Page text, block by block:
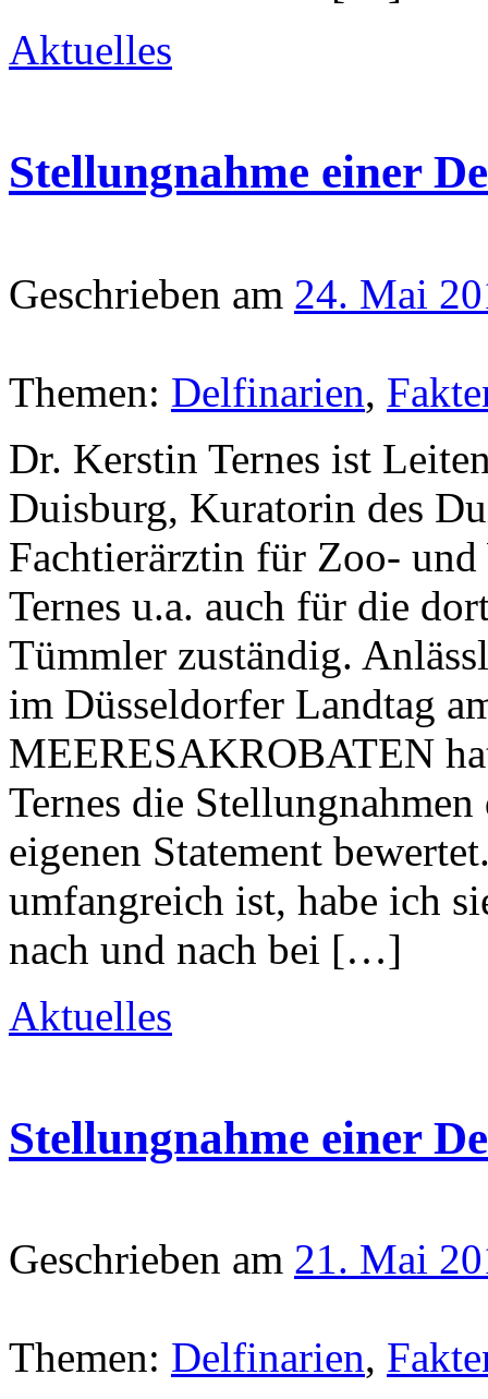
Aktuelles
Stellungnahme einer
Geschrieben am 24. Mai
Themen: Delfinarien,
Dr. Kerstin Ternes ist
Duisburg, Kuratorin des
Fachtierärztin für Zoo-
Ternes u.a. auch für die
Tümmler zuständig.
im Düsseldorfer Landtag
MEERESAKROBATEN
Ternes die
eigenen Statement
umfangreich ist, habe ich
nach und nach bei […]
Aktuelles
Stellungnahme einer
Geschrieben am 21. Mai
Themen: Delfinarien,